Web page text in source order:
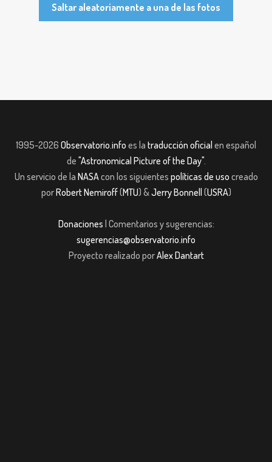
Saltar aleatoriamente a una de las fotos
1995-2026 Observatorio.info es la traducción oficial en español
de "Astronomical Picture of the Day".
Un servicio de la NASAcon los siguientes políticas de uso creado
porRobert Nemiroff(MTU) &Jerry Bonnell (USRA)
Donaciones | Comentarios y sugerencias:
sugerencias@observatorio.info
Proyecto realizado porAlex Dantart